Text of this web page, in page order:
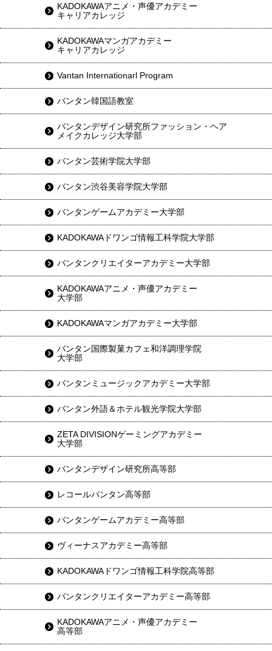
KADOKAWAアニメ・声優アカデミー
キャリアカレッジ
KADOKAWAマンガアカデミー
キャリアカレッジ
Vantan Internationarl Program
バンタン韓国語教室
バンタンデザイン研究所ファッション・ヘア
メイクカレッジ大学部
バンタン芸術学院大学部
バンタン渋谷美容学院大学部
バンタンゲームアカデミー大学部
KADOKAWAドワンゴ情報工科学院大学部
バンタンクリエイターアカデミー大学部
KADOKAWAアニメ・声優アカデミー
大学部
KADOKAWAマンガアカデミー大学部
バンタン国際製菓カフェ和洋調理学院
大学部
バンタンミュージックアカデミー大学部
バンタン外語＆ホテル観光学院大学部
ZETA DIVISIONゲーミングアカデミー
大学部
バンタンデザイン研究所高等部
レコールバンタン高等部
バンタンゲームアカデミー高等部
ヴィーナスアカデミー高等部
KADOKAWAドワンゴ情報工科学院高等部
バンタンクリエイターアカデミー高等部
KADOKAWAアニメ・声優アカデミー
高等部